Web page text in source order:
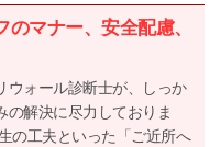
マナー、安全配慮、
ウォール診断士が、しっか
の解決に尽力しておりま
の工夫といった「ご近所へ